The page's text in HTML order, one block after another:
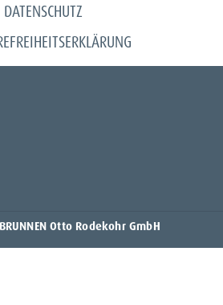
DATENSCHUTZ
Otto Rodekohr GmbH